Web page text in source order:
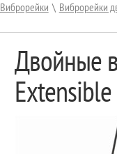
Виброрейки \ Виброрейки
Двойные
Extensible